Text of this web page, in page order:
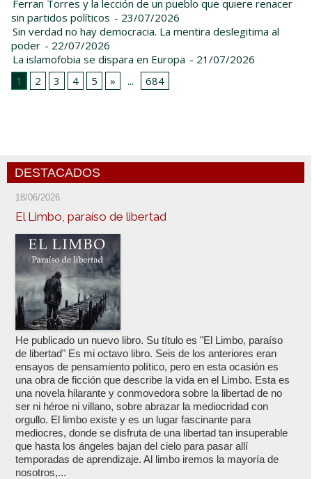
Ferran Torres y la lección de un pueblo que quiere renacer
sin partidos políticos - 23/07/2026
Sin verdad no hay democracia. La mentira deslegitima al
poder - 22/07/2026
La islamofobia se dispara en Europa - 21/07/2026
1
2 3 4 5 » ... 684
DESTACADOS
18/06/2026
El Limbo, paraíso de libertad
He publicado un nuevo libro. Su título es "El Limbo, paraíso
de libertad" Es mi octavo libro. Seis de los anteriores eran
ensayos de pensamiento político, pero en esta ocasión es
una obra de ficción que describe la vida en el Limbo. Esta es
una novela hilarante y conmovedora sobre la libertad de no
ser ni héroe ni villano, sobre abrazar la mediocridad con
orgullo. El limbo existe y es un lugar fascinante para
mediocres, donde se disfruta de una libertad tan insuperable
que hasta los ángeles bajan del cielo para pasar allí
temporadas de aprendizaje. Al limbo iremos la mayoría de
nosotros,...